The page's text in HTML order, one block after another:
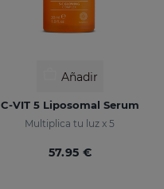
Añadir
C-VIT 5 Liposomal Serum
Multiplica tu luz x 5
57.95 €